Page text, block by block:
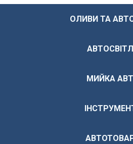
ОЛИВИ ТА
МИЙКА